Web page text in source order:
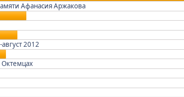
Афанасия Аржакова
2012